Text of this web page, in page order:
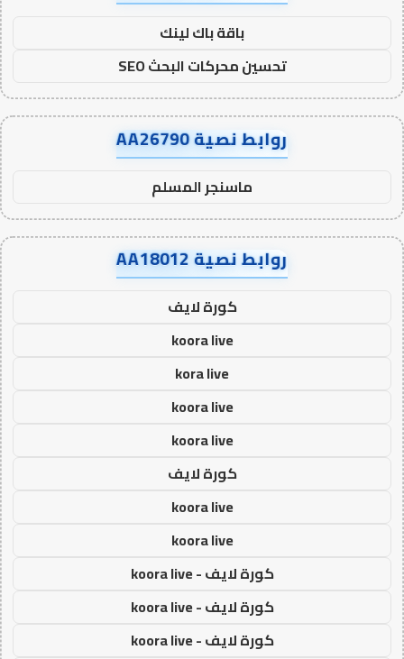
باقة باك لينك
تحسين محركات البحث SEO
روابط نصية AA26790
ماسنجر المسلم
روابط نصية AA18012
كورة لايف
koora live
kora live
koora live
koora live
كورة لايف
koora live
koora live
كورة لايف - koora live
كورة لايف - koora live
كورة لايف - koora live